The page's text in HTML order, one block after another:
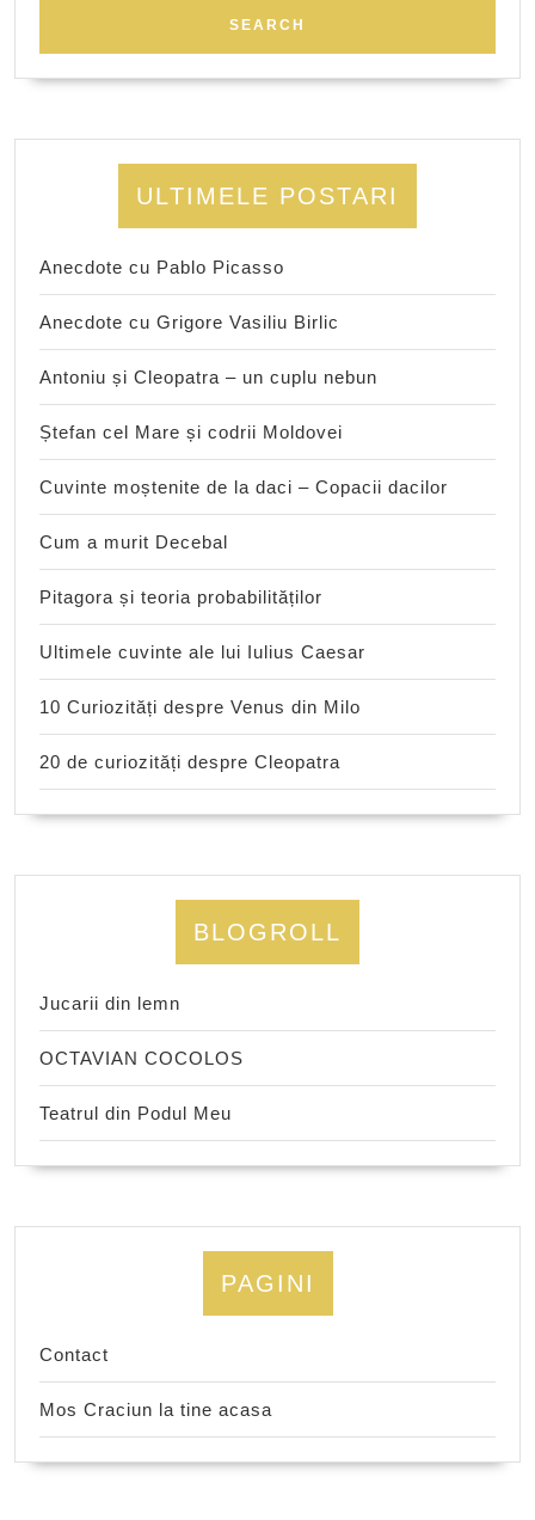
ULTIMELE POSTARI
Anecdote cu Pablo Picasso
Anecdote cu Grigore Vasiliu Birlic
Antoniu și Cleopatra – un cuplu nebun
Ștefan cel Mare și codrii Moldovei
Cuvinte moștenite de la daci – Copacii dacilor
Cum a murit Decebal
Pitagora și teoria probabilităților
Ultimele cuvinte ale lui Iulius Caesar
10 Curiozități despre Venus din Milo
20 de curiozități despre Cleopatra
BLOGROLL
Jucarii din lemn
OCTAVIAN COCOLOS
Teatrul din Podul Meu
PAGINI
Contact
Mos Craciun la tine acasa